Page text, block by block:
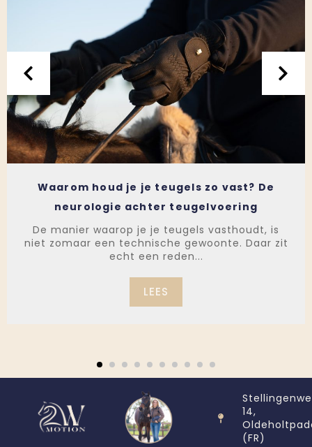
Waarom houd je je teugels zo vast? De
neurologie achter teugelvoering
De manier waarop je je teugels vasthoudt, is
niet zomaar een technische gewoonte. Daar zit
echt een reden...
LEES
14,
(FR)